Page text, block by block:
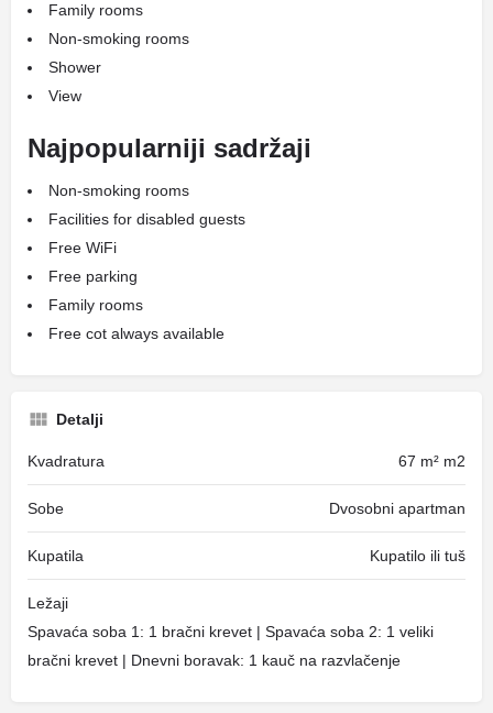
Family rooms
Non-smoking rooms
Shower
View
Najpopularniji sadržaji
Non-smoking rooms
Facilities for disabled guests
Free WiFi
Free parking
Family rooms
Free cot always available
Detalji
Kvadratura 67 m² m2
Sobe Dvosobni apartman
Kupatila Kupatilo ili tuš
Ležaji
Spavaća soba 1: 1 bračni krevet | Spavaća soba 2: 1 veliki
bračni krevet | Dnevni boravak: 1 kauč na razvlačenje